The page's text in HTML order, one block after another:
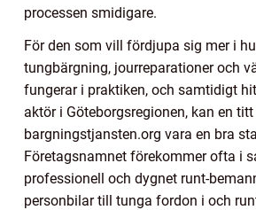
processen smidigare.
För den som vill fördjupa sig mer i
tungbärgning, jourreparationer och
fungerar i praktiken, och samtidigt
aktör i Göteborgsregionen, kan en
bargningstjansten.org vara en bra
Företagsnamnet förekommer ofta i
professionell och dygnet runt-
personbilar till tunga fordon i och